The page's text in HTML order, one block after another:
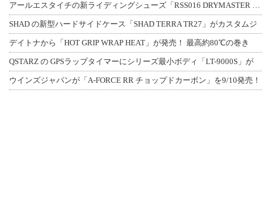
アールエスタイチの新ライディングシューズ「RSS016 DRYMASTER スト
SHAD の新型ハードサイドケース「SHAD TERRA TR27」がカスタムジ
デイトナから「HOT GRIP WRAP HEAT」が発売！ 最高約80℃の巻き
QSTARZ の GPSラップタイマーにシリーズ最小ボディ「LT-9000S」が
ウインズジャパンが「A-FORCE RR チョップドカーボン」を9/10発売！